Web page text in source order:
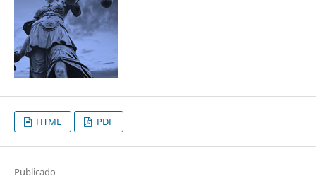
HTML PDF
Publicado